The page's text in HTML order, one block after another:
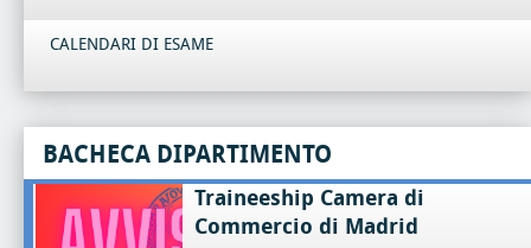
CALENDARI DI ESAME
BACHECA DIPARTIMENTO
Traineeship Camera di
Commercio di Madrid